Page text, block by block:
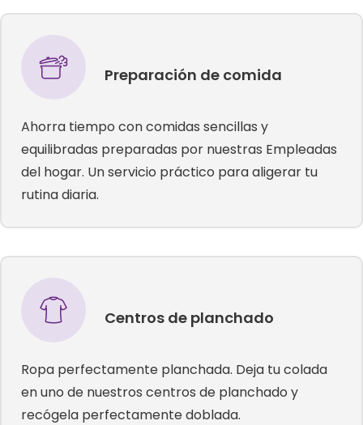
Preparación de comida
Ahorra tiempo con comidas sencillas y
equilibradas preparadas por nuestras Empleadas
del hogar. Un servicio práctico para aligerar tu
rutina diaria.
Centros de planchado
Ropa perfectamente planchada. Deja tu colada
en uno de nuestros centros de planchado y
recógela perfectamente doblada.